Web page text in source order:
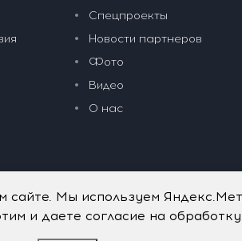
Спецпроекты
Новости партнеров
Фото
Видео
О нас
Мы используем
и даете согласие на